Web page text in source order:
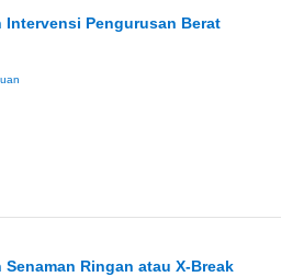
Intervensi Pengurusan Berat
Ringan atau X-Break